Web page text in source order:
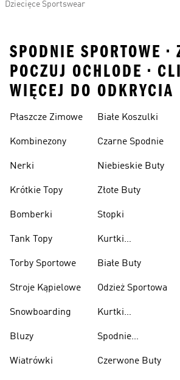
Dziecięce Sportswear
SPODNIE SPORTOWE •
POCZUJ OCHLODE •
WIĘCEJ DO ODKRYCIA
Płaszcze Zimowe
Kombinezony
Nerki
Krótkie Topy
Bomberki
Tank Topy
Torby Sportowe
Stroje Kąpielowe
Snowboarding
Bluzy
Wiatrówki
Białe Koszulki
Czarne Spodnie
Niebieskie Buty
Złote Buty
Stopki
Kurtki
Białe Buty
Odzież Sportowa
Kurtki
Spodnie
Czerwone Buty